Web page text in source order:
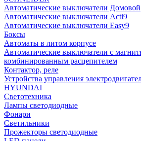
Автоматические выключатели Домовой
Автоматические выключатели Acti9
Автоматические выключатели Easy9
Боксы
Автоматы в литом корпусе
Автоматические выключатели с
комбинированным расцепителем
Контактор, реле
Устройства управления
HYUNDAI
Светотехника
Лампы светодиодные
Фонари
Светильники
Прожекторы светодиодные